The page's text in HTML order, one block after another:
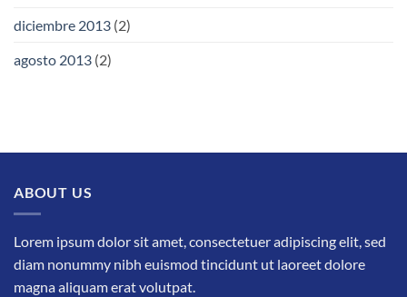
diciembre 2013 (2)
agosto 2013 (2)
ABOUT US
Lorem ipsum dolor sit amet, consectetuer adipiscing elit, sed
diam nonummy nibh euismod tincidunt ut laoreet dolore
magna aliquam erat volutpat.